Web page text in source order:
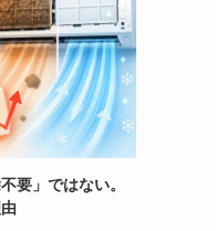
要」ではない。